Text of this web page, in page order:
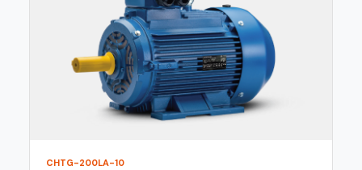
CHTG-200LA-10